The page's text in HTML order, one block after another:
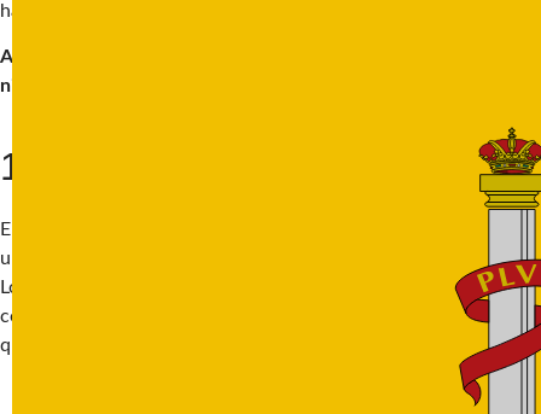
hasta aventuras al aire libre.
Aquí tienes 10 de las mejores cosas que hacer en Valencia con
niños.
1. Explora el oceanografic
El Oceanogràfic es el acuario más grande de Europa y, sin duda,
uno de los principales atractivos de Valencia para las familias.
Los niños pueden recorrer túneles submarinos, ver tiburones de
cerca y disfrutar de los espectáculos de delfines. ¡Es enorme, así
que conviene dedicarle al menos medio día!